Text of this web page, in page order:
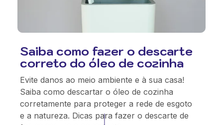
Saiba como fazer o descarte
correto do óleo de cozinha
Evite danos ao meio ambiente e à sua casa!
Saiba como descartar o óleo de cozinha
corretamente para proteger a rede de esgoto
e a natureza. Dicas para fazer o descarte de